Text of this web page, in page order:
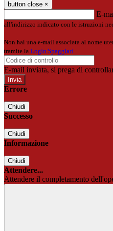
button close ×
E-
all'indirizzo indicato con le istruzioni
Non hai una e-mail associata al nome
tramite la Login Spaggiari
E-mail inviata, si prega di
Errore
Chiudi
Successo
Chiudi
Informazione
Chiudi
Attendere...
Attendere il completamento